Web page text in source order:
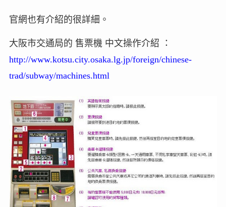
官網也有介紹的很詳細。
大阪市交通局的 售票機 中文操作介紹 ：
http://www.kotsu.city.osaka.lg.jp/foreign/chinese-
trad/subway/machines.html